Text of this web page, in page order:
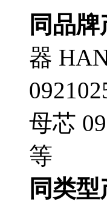
同品牌
器
母芯
等
同类型